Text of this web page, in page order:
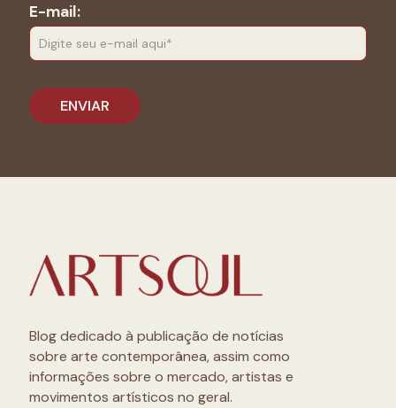
E-mail:
Blog dedicado à publicação de notícias
sobre arte contemporânea, assim como
informações sobre o mercado, artistas e
movimentos artísticos no geral.